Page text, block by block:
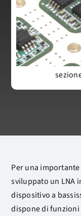
Per una
sviluppato un LNA
dispositivo a
dispone di funzioni